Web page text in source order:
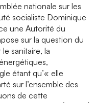
nationale sur les
socialiste Dominique
une Autorité du
sur la question du
sanitaire, la
étant qu’« elle
sur l’ensemble des
de cette